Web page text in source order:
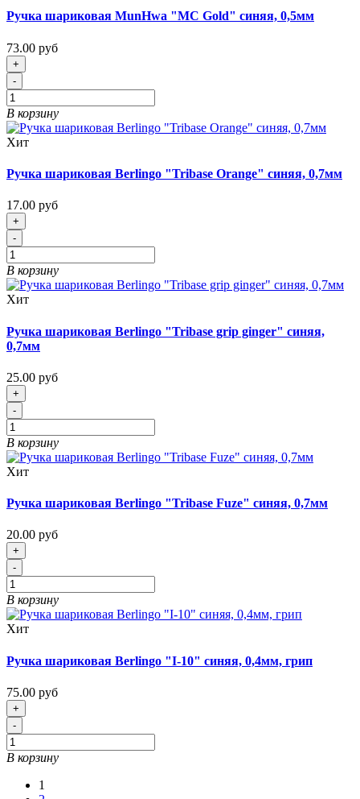
Ручка шариковая MunHwa "MC Gold" синяя, 0,5мм
73.00 руб
+
-
В корзину
Хит
Ручка шариковая Berlingo "Tribase Orange" синяя, 0,7мм
17.00 руб
+
-
В корзину
Хит
Ручка шариковая Berlingo "Tribase grip ginger" синяя,
0,7мм
25.00 руб
+
-
В корзину
Хит
Ручка шариковая Berlingo "Tribase Fuze" синяя, 0,7мм
20.00 руб
+
-
В корзину
Хит
Ручка шариковая Berlingo "I-10" синяя, 0,4мм, грип
75.00 руб
+
-
В корзину
1